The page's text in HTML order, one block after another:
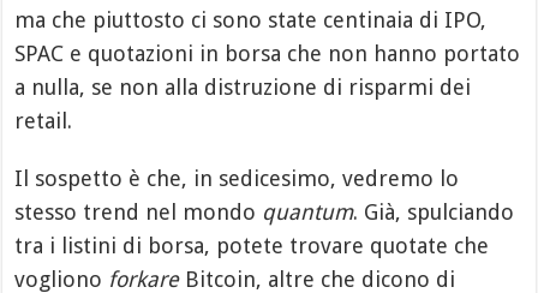
ma che piuttosto ci sono state centinaia di IPO,
SPAC e quotazioni in borsa che non hanno portato
a nulla, se non alla distruzione di risparmi dei
retail.
Il sospetto è che, in sedicesimo, vedremo lo
stesso trend nel mondo quantum. Già, spulciando
tra i listini di borsa, potete trovare quotate che
vogliono forkareBitcoin, altre che dicono di